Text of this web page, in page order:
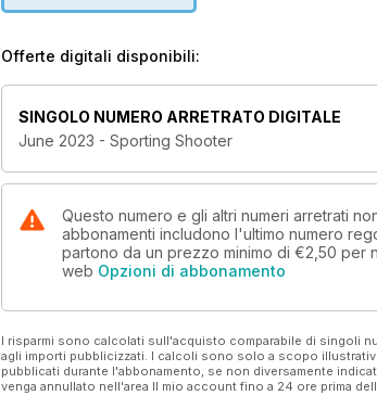
Offerte digitali disponibili:
SINGOLO NUMERO ARRETRATO DIGITALE
June 2023 - Sporting Shooter
Questo numero e gli altri numeri arretrati
abbonamenti includono l'ultimo numero
partono da un prezzo minimo di €2,50 per
web Opzioni di abbonamento
I risparmi sono calcolati sull'acquisto comparabile di singoli
agli importi pubblicizzati. I calcoli sono solo a scopo
pubblicati durante l'abbonamento, se non diversamente
venga annullato nell'area Il mio account fino a 24 ore prima